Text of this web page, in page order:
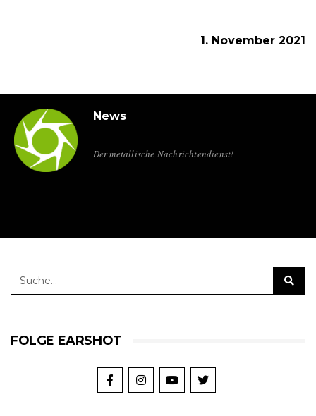
1. November 2021
News
Der metallische Nachrichtendienst!
FOLGE EARSHOT